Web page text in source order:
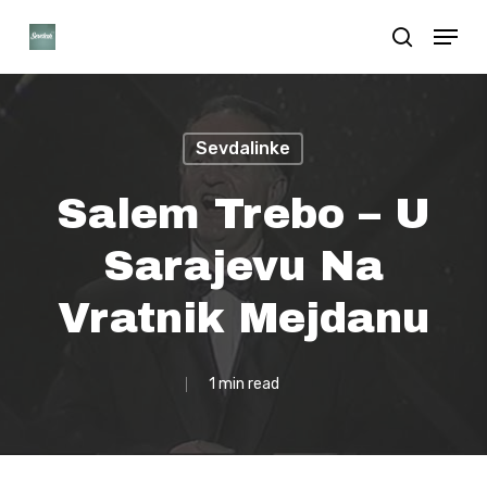
main
content
search
Menu
Sevdalinke
Salem Trebo – U
Sarajevu Na
Vratnik Mejdanu
1 min read
Close